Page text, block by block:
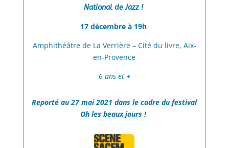
National de Jazz !
17 décembre à 19h
Amphithéâtre de La Verrière – Cité du livre, Aix-
en-Provence
6 ans et +
Reporté au 27 mai 2021 dans le cadre du festival
Oh les beaux jours !